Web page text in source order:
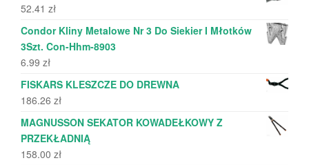
52.41 zł
Condor Kliny Metalowe Nr 3 Do Siekier I Młotków
3Szt. Con-Hhm-8903
6.99 zł
FISKARS KLESZCZE DO DREWNA
186.26 zł
MAGNUSSON SEKATOR KOWADEŁKOWY Z
PRZEKŁADNIĄ
158.00 zł